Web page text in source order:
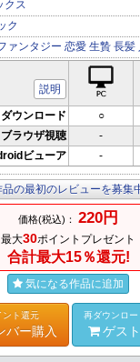
クス
ク
ァンタジー 恋愛 生贄 長髪
説明
ダウンロード ○
ブラウザ視聴
-
ビューア
-
の最初のレビューを募集
価格(税込)： 220円
最大30ポイントプレゼント
合計最大15％還元!
気になる作品に追加
ント還元
バー購入
再ダウンロー
ゲス